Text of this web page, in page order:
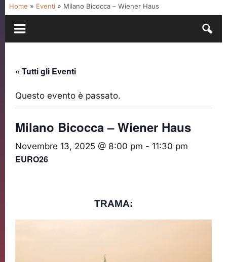
Home » Eventi » Milano Bicocca – Wiener Haus
« Tutti gli Eventi
Questo evento è passato.
Milano Bicocca – Wiener Haus
Novembre 13, 2025 @ 8:00 pm - 11:30 pm
EURO26
TRAMA: